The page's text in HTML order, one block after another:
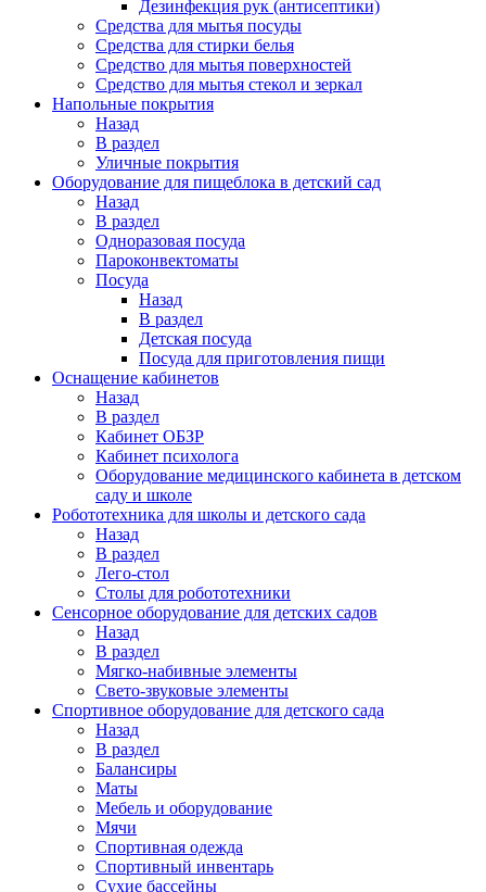
Дезинфекция рук (антисептики)
Средства для мытья посуды
Средства для стирки белья
Средство для мытья поверхностей
Средство для мытья стекол и зеркал
Напольные покрытия
Назад
В раздел
Уличные покрытия
Оборудование для пищеблока в детский сад
Назад
В раздел
Одноразовая посуда
Пароконвектоматы
Посуда
Назад
В раздел
Детская посуда
Посуда для приготовления пищи
Оснащение кабинетов
Назад
В раздел
Кабинет ОБЗР
Кабинет психолога
Оборудование медицинского кабинета в детском
саду и школе
Робототехника для школы и детского сада
Назад
В раздел
Лего-стол
Столы для робототехники
Сенсорное оборудование для детских садов
Назад
В раздел
Мягко-набивные элементы
Свето-звуковые элементы
Спортивное оборудование для детского сада
Назад
В раздел
Балансиры
Маты
Мебель и оборудование
Мячи
Спортивная одежда
Спортивный инвентарь
Сухие бассейны